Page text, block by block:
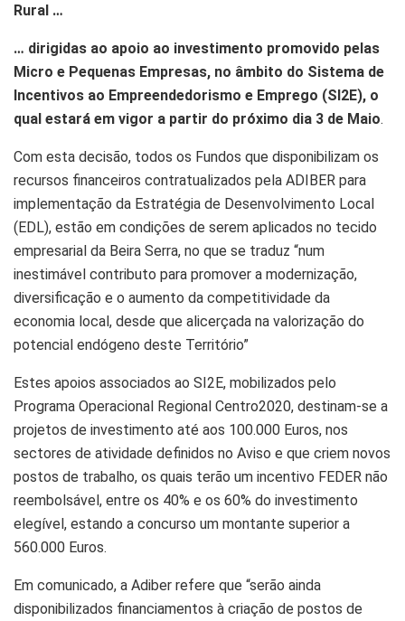
Rural …
… dirigidas ao apoio ao investimento promovido pelas
Micro e Pequenas Empresas, no âmbito do Sistema de
Incentivos ao Empreendedorismo e Emprego (SI2E), o
qual estará em vigor a partir do próximo dia 3 de Maio.
Com esta decisão, todos os Fundos que disponibilizam os
recursos financeiros contratualizados pela ADIBER para
implementação da Estratégia de Desenvolvimento Local
(EDL), estão em condições de serem aplicados no tecido
empresarial da Beira Serra, no que se traduz “num
inestimável contributo para promover a modernização,
diversificação e o aumento da competitividade da
economia local, desde que alicerçada na valorização do
potencial endógeno deste Território”
Estes apoios associados ao SI2E, mobilizados pelo
Programa Operacional Regional Centro2020, destinam-se a
projetos de investimento até aos 100.000 Euros, nos
sectores de atividade definidos no Aviso e que criem novos
postos de trabalho, os quais terão um incentivo FEDER não
reembolsável, entre os 40% e os 60% do investimento
elegível, estando a concurso um montante superior a
560.000 Euros.
Em comunicado, a Adiber refere que “serão ainda
disponibilizados financiamentos à criação de postos de